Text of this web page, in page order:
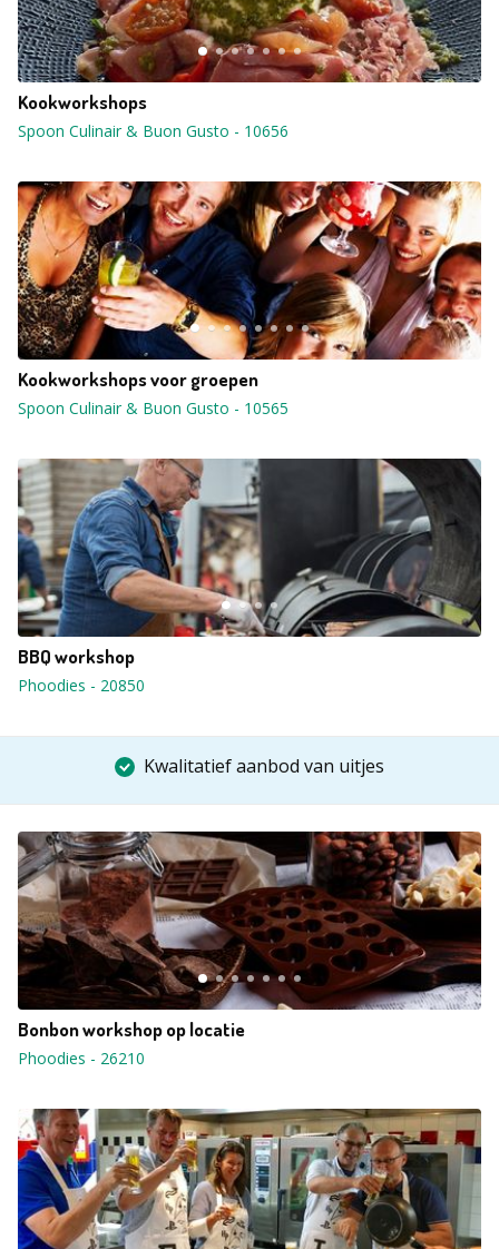
Kookworkshops
Spoon Culinair & Buon Gusto - 10656
Kookworkshops voor groepen
Spoon Culinair & Buon Gusto - 10565
BBQ workshop
Phoodies - 20850
Kwalitatief aanbod van uitjes
Bonbon workshop op locatie
Phoodies - 26210